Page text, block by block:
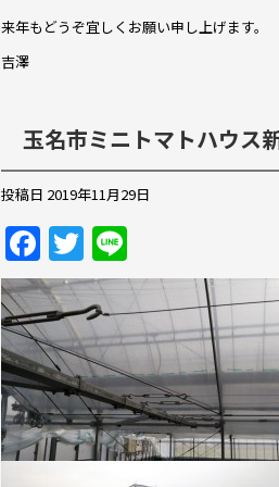
o
来年もどうぞ宜しくお願い申し上げます。
吉澤
玉名市ミニトマトハウス
投稿日 2019年11月29日
F
a
c
e
b
o
o
T
w
itt
er
n
e